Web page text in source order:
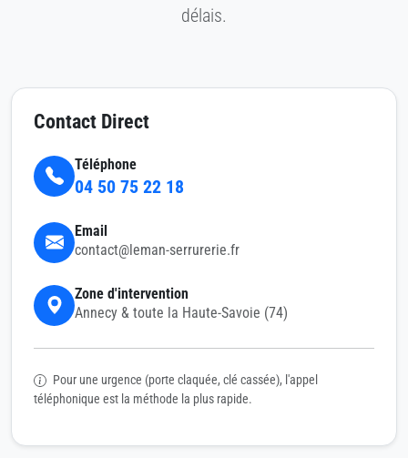
délais.
Contact Direct
Téléphone
04 50 75 22 18
Email
contact@leman-serrurerie.fr
Zone d'intervention
Annecy & toute la Haute-Savoie (74)
Pour une urgence (porte claquée, clé cassée), l'appel
téléphonique est la méthode la plus rapide.